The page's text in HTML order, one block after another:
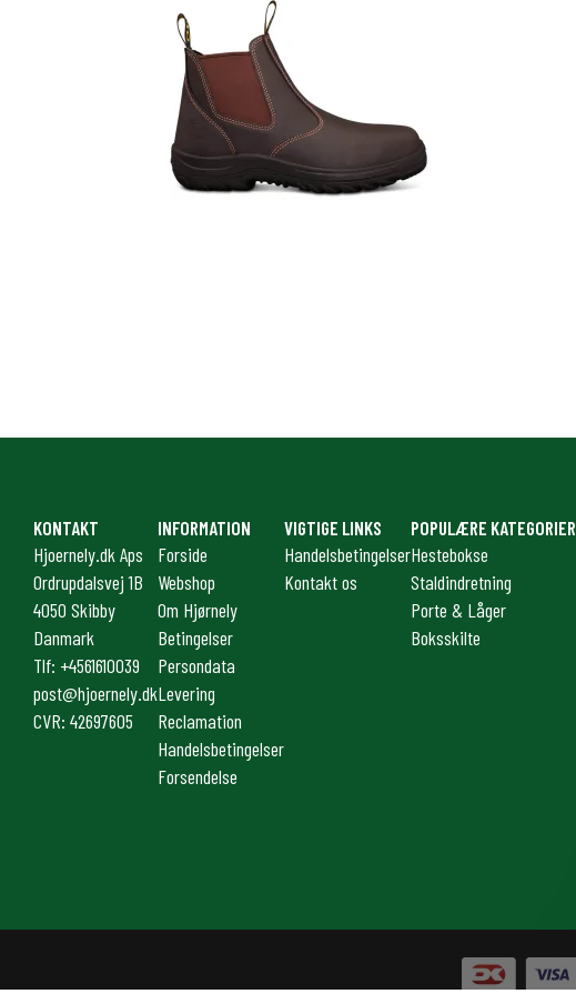
KONTAKT
Hjoernely.dk Aps
Ordrupdalsvej 1B
4050 Skibby
Danmark
Tlf: +4561610039
post@hjoernely.dk
CVR: 42697605
INFORMATION
Forside
Webshop
Om Hjørnely
Betingelser
Persondata
Levering
Reclamation
Handelsbetingelser
Forsendelse
VIGTIGE LINKS
Handelsbetingelser
Kontakt os
POPULÆRE KATEGORIER
Hestebokse
Staldindretning
Porte & Låger
Boksskilte